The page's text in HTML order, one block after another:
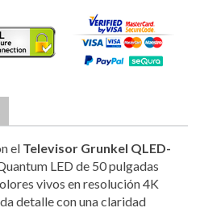
el Televisor Grunkel QLED-
LED de 50 pulgadas
vivos en resolución 4K
detalle con una claridad